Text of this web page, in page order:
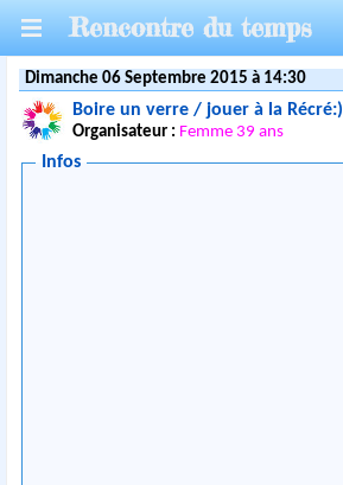
Rencontre du temps
Dimanche 06 Septembre 2015 à 14:30
Boire un verre / jouer à la Récré:)
Organisateur : Femme 39 ans
Infos